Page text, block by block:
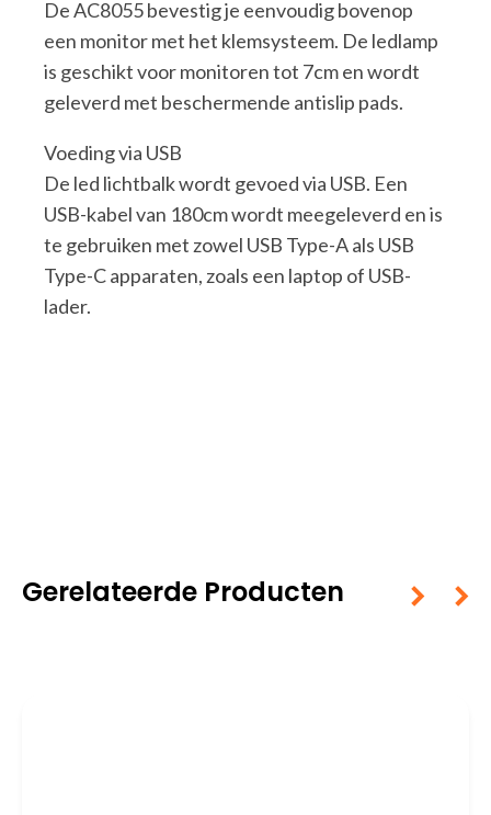
De AC8055 bevestig je eenvoudig bovenop
een monitor met het klemsysteem. De ledlamp
is geschikt voor monitoren tot 7cm en wordt
geleverd met beschermende antislip pads.
Voeding via USB
De led lichtbalk wordt gevoed via USB. Een
USB-kabel van 180cm wordt meegeleverd en is
te gebruiken met zowel USB Type-A als USB
Type-C apparaten, zoals een laptop of USB-
lader.
Gerelateerde Producten